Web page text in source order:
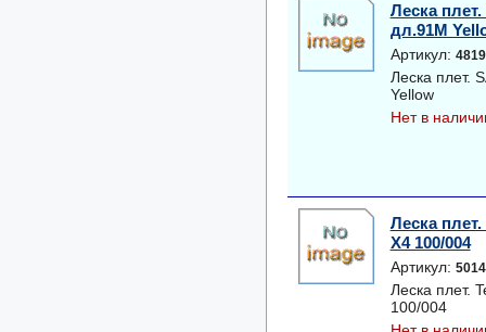
Леска
дл.91M
Артикул:
Леска плет.
Yellow
Нет в
Леска
X4 100/004
Артикул:
Леска плет.
100/004